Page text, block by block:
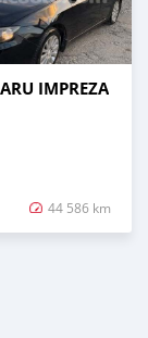
IMPREZA
44 586 km